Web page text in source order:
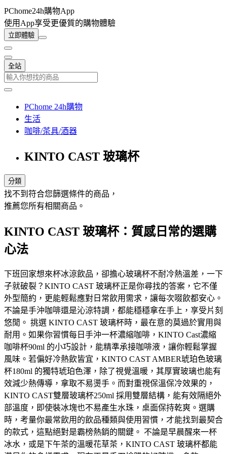
PChome24h購物App
使用App享受更優質的購物體驗
立即體驗
全站
PChome 24h購物
生活
咖啡/茶具/酒器
KINTO CAST 玻璃杯
分類
找不到符合您篩選條件的商品，
推薦您所有相關商品。
KINTO CAST 玻璃杯：質感日常的選購
心法
下班回家想來杯冰涼飲品，卻擔心玻璃杯不耐冷熱溫差，一下
子就破裂？KINTO CAST 玻璃杯正是你尋找的答案，它不僅
外型簡約，更能輕鬆應對日常飲用需求，讓每次啜飲都安心。
不論是手沖咖啡還是沁涼特調，都能穩穩拿在手上，享受片刻
悠閒。 挑選 KINTO CAST 玻璃杯時，最在意的莫過於實用與
耐用。如果你習慣每日手沖一杯濃縮咖啡，KINTO Cast濃縮
咖啡杯90ml 的小巧設計，能精準承接咖啡液，讓你輕鬆掌握
風味。若偏好冷熱飲皆宜，KINTO CAST AMBER琥珀色玻璃
杯180ml 的獨特琥珀色澤，除了視覺溫暖，其厚實玻璃也能有
效減少熱傳導，拿取不易燙手。而對重視保溫保冷效果的，
KINTO CAST雙層玻璃杯250ml 採用雙層結構，能有效隔絕外
部溫度，即使裝冰塊也不易產生水珠，桌面保持乾爽。選購
時，考量你最常飲用的飲品種類與使用習慣，才能找到最契合
的款式，這點絕對是霸榜熱銷的關鍵。 不論是早晨醒來一杯
冰水，或是下午茶的溫暖花草茶，KINTO CAST 玻璃杯都能